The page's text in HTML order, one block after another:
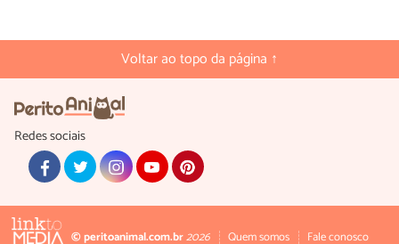
Voltar ao topo da página ↑
Redes sociais
© peritoanimal.com.br2026 Quem somos Fale conosco